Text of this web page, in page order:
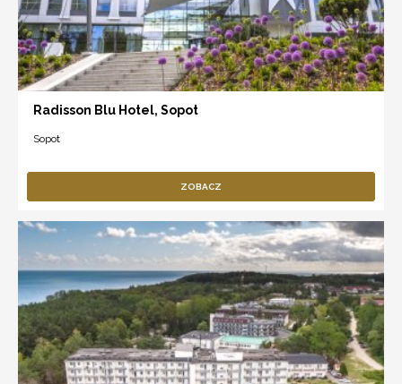
Radisson Blu Hotel, Sopot
Sopot
ZOBACZ